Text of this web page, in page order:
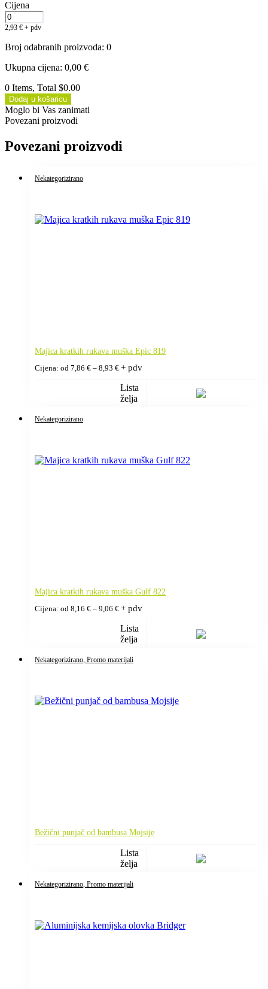
Cijena
2,93 € + pdv
Broj odabranih proizvoda: 0
Ukupna cijena: 0,00 €
0 Items, Total $0.00
Dodaj u košaricu
Moglo bi Vas zanimati
Povezani proizvodi
Povezani proizvodi
Nekategorizirano
Majica kratkih rukava muška Epic 819
Cijena: od 7,86 € – 8,93 €Raspon
cijena:
od
7,86 €
do
+ pdv
Lista
želja
Nekategorizirano
Majica kratkih rukava muška Gulf 822
Cijena: od 8,16 € – 9,06 €Raspon
cijena:
od
8,16 €
do
+ pdv
Lista
želja
Nekategorizirano , Promo materijali
Bežični punjač od bambusa Mojsije
Lista
želja
Nekategorizirano , Promo materijali